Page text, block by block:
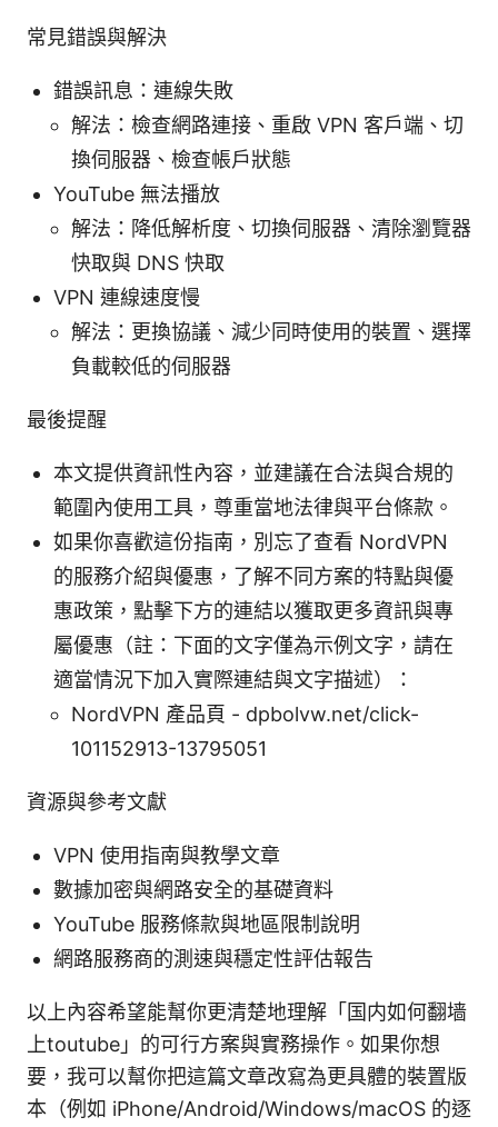
常見錯誤與解決
錯誤訊息：連線失敗
解法：檢查網路連接、重啟 VPN 客戶端、切
換伺服器、檢查帳戶狀態
YouTube 無法播放
解法：降低解析度、切換伺服器、清除瀏覽器
快取與 DNS 快取
VPN 連線速度慢
解法：更換協議、減少同時使用的裝置、選擇
負載較低的伺服器
最後提醒
本文提供資訊性內容，並建議在合法與合規的
範圍內使用工具，尊重當地法律與平台條款。
如果你喜歡這份指南，別忘了查看 NordVPN
的服務介紹與優惠，了解不同方案的特點與優
惠政策，點擊下方的連結以獲取更多資訊與專
屬優惠（註：下面的文字僅為示例文字，請在
適當情況下加入實際連結與文字描述）：
NordVPN 產品頁 - dpbolvw.net/click-
101152913-13795051
資源與參考文獻
VPN 使用指南與教學文章
數據加密與網路安全的基礎資料
YouTube 服務條款與地區限制說明
網路服務商的測速與穩定性評估報告
以上內容希望能幫你更清楚地理解「国内如何翻墙
上toutube」的可行方案與實務操作。如果你想
要，我可以幫你把這篇文章改寫為更具體的裝置版
本（例如 iPhone/Android/Windows/macOS 的逐